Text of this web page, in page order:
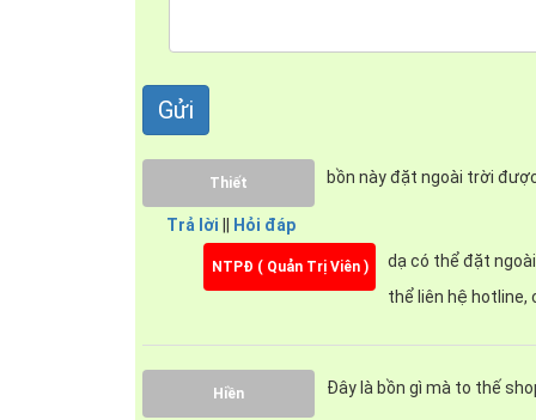
Với kích thước trên với
bạn. Thường thì bồn tắm massage Daros
Thiết bồn này đặt ngoài trời
Trả lời Hỏi đáp
NTPĐ ( Quản Trị Viên )
dạ có thể đặt
thể liên hệ hotline,
Hiền Đây là bồn gì mà to thế